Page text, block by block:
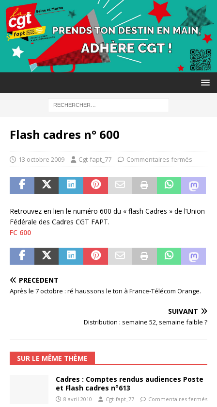
Flash cadres n° 600
13 octobre 2009 Cgt-fapt_77 Commentaires fermés
Retrouvez en lien le numéro 600 du « flash Cadres » de l’Union
Fédérale des Cadres CGT FAPT.
FC 600
PRÉCÉDENT
Après le 7 octobre : ré haussons le ton à France-Télécom Orange.
SUIVANT
Distribution : semaine 52, semaine faible ?
SUR LE MÊME THÈME
Cadres : Comptes rendus audiences Poste
et Flash cadres n°613
8 avril 2010 Cgt-fapt_77 Commentaires fermés